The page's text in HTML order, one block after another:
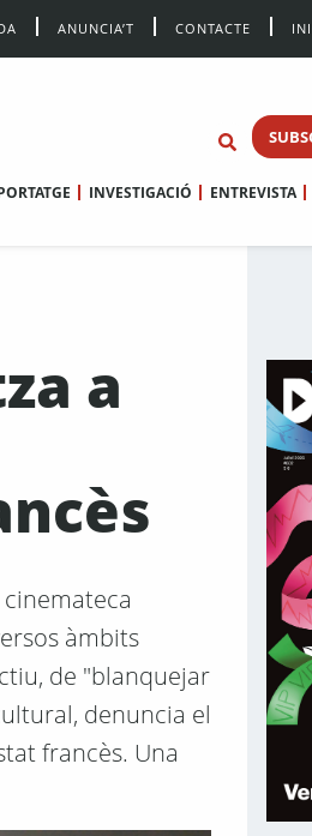
ANUNCIA’T CONTACTE
INVESTIGACIÓ ENTREVISTA
a
àmbits
de "blanquejar
denuncia el
francès. Una